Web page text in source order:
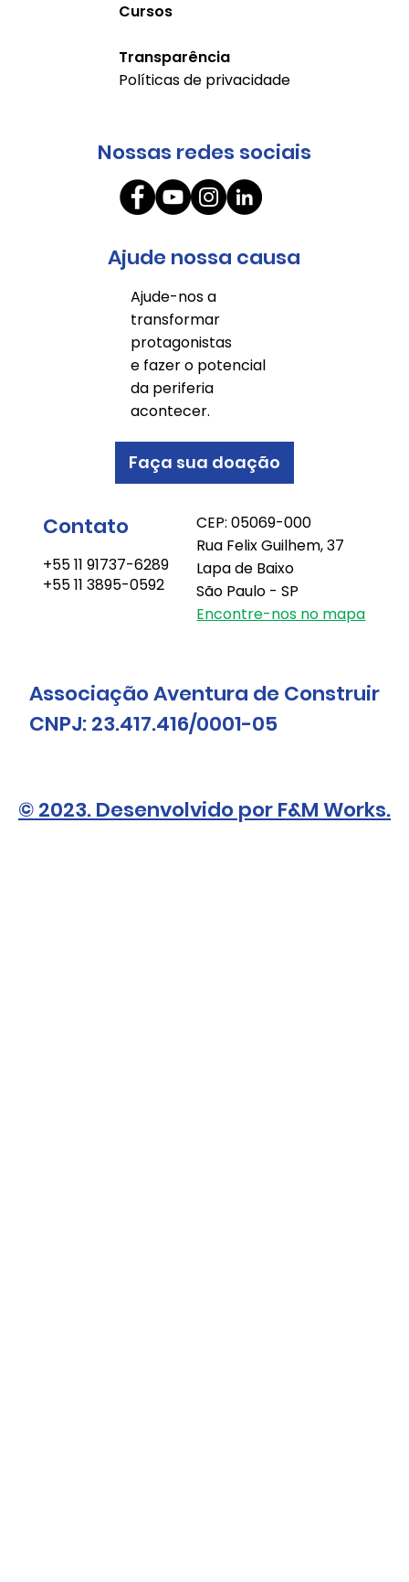
Nossas redes sociais
Ajude nossa causa
Ajude-nos a
transformar
protagonistas
e fazer o potencial
da periferia
acontecer.
Faça sua doação
Contato
+55 11 91737-6289
+55 11 3895-0592
CEP: 05069-000
Rua Felix Guilhem, 37
Lapa de Baixo
São Paulo - SP
Encontre-nos no mapa
© 2023. Desenvolvido por F&M Works.
Associação Aventura de Construir
CNPJ: 23.417.416/0001-05
Cursos
Transparência
Políticas de privacidade